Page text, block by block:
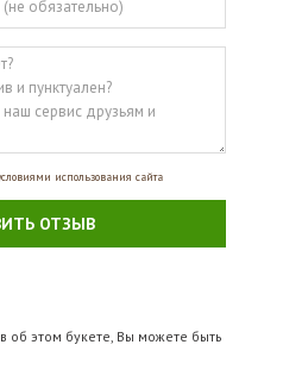
использования сайта
ОТЗЫВ
об этом букете, Вы можете быть